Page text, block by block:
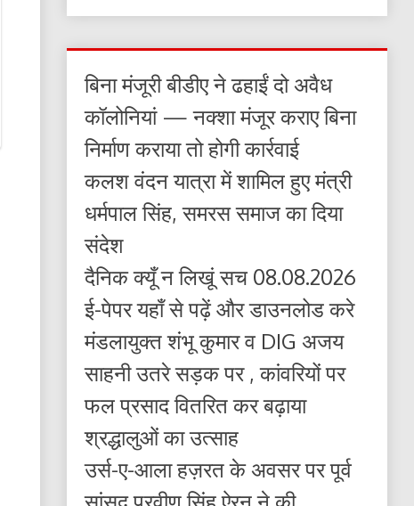
बिना मंजूरी बीडीए ने ढहाईं दो अवैध
कॉलोनियां — नक्शा मंजूर कराए बिना
निर्माण कराया तो होगी कार्रवाई
कलश वंदन यात्रा में शामिल हुए मंत्री
धर्मपाल सिंह, समरस समाज का दिया
संदेश
दैनिक क्यूँ न लिखूं सच 08.08.2026
ई-पेपर यहाँ से पढ़ें और डाउनलोड करे
मंडलायुक्त शंभू कुमार व DIG अजय
साहनी उतरे सड़क पर , कांवरियों पर
फल प्रसाद वितरित कर बढ़ाया
श्रद्धालुओं का उत्साह
उर्स-ए-आला हज़रत के अवसर पर पूर्व